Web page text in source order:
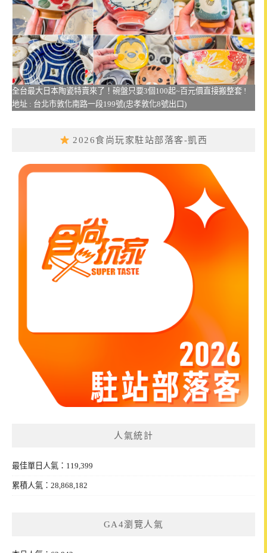
全台最大日本陶瓷特賣來了！碗盤只要3個100起~百元價直接搬整套 !
地址 : 台北市敦化南路一段199號(忠孝敦化8號出口)
2026食尚玩家駐站部落客-凱西
人氣統計
最佳單日人氣：119,399
累積人氣：28,868,182
GA4瀏覽人氣